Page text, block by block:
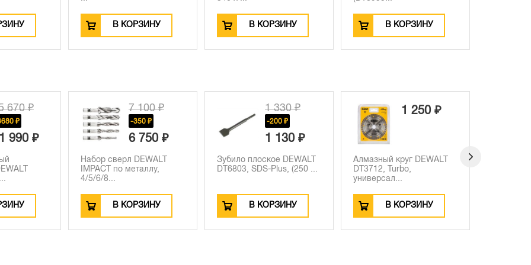
В КОРЗИНУ В КОРЗИНУ В КОРЗИНУ
100 ₽
-350 ₽
750 ₽
1 330 ₽
-200 ₽
1 130 ₽
Зубило плоское DEWALT
DT6803, SDS-Plus, (250 ...
В КОРЗИНУ
1 250 ₽
Алмазный круг DEWALT
DT3712, Turbo,
В КОРЗИНУ
1 160 ₽
Бур DEWALT XLR,
DT8923, SDS-Plus, 8 x 160
x 1...
В КОРЗИНУ